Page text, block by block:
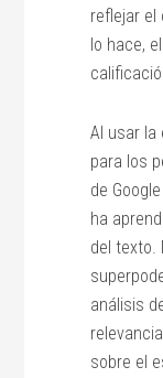
reflejar el
lo hace,
Al usar la
para los
de
ha
del texto.
análisis
sobre el